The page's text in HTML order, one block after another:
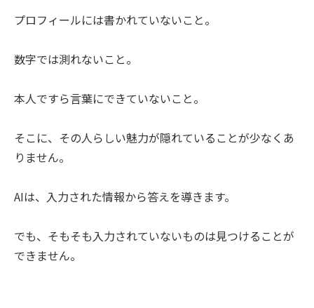
プロフィールには書かれていないこと。
数字では測れないこと。
本人ですら言葉にできていないこと。
そこに、その人らしい魅力が隠れていることが少なくあ
りません。
AIは、入力された情報から答えを導きます。
でも、そもそも入力されていないものは見つけることが
できません。